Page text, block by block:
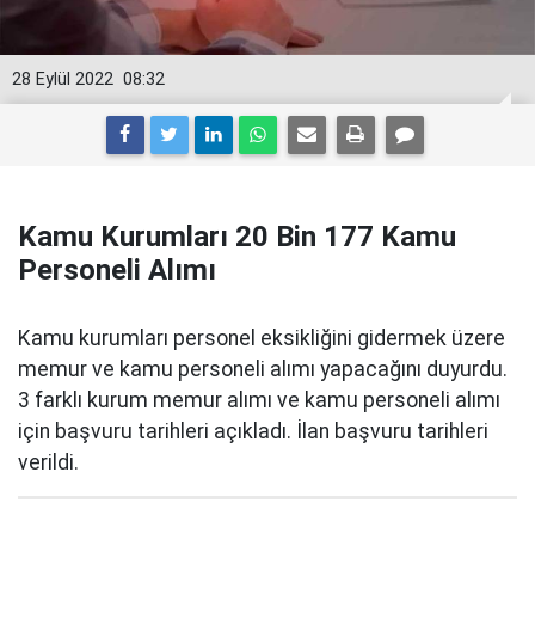
08:32
28 Eylül 2022
Kamu Kurumları 20 Bin 177 Kamu
Personeli Alımı
Kamu kurumları personel eksikliğini gidermek üzere
memur ve kamu personeli alımı yapacağını duyurdu.
3 farklı kurum memur alımı ve kamu personeli alımı
için başvuru tarihleri açıkladı. İlan başvuru tarihleri
verildi.